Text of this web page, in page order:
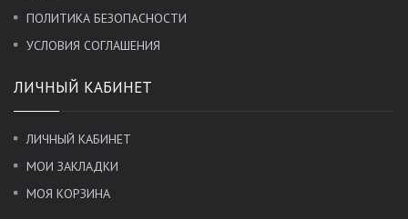
ПОЛИТИКА БЕЗОПАСНОСТИ
УСЛОВИЯ СОГЛАШЕНИЯ
ЛИЧНЫЙ КАБИНЕТ
ЛИЧНЫЙ КАБИНЕТ
МОИ ЗАКЛАДКИ
МОЯ КОРЗИНА